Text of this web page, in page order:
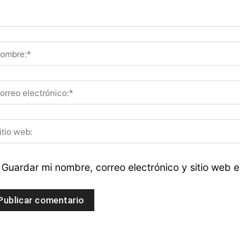
Guardar mi nombre, correo electrónico y sitio web